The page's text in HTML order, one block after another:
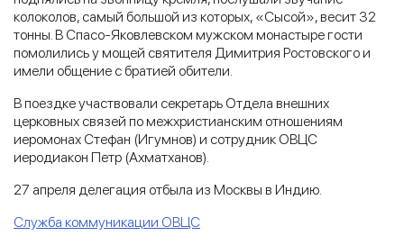
колоколов, самый большой из которых, «Сысой», весит 32
тонны. В Спасо-Яковлевском мужском монастыре гости
помолились у мощей святителя Димитрия Ростовского и
имели общение с братией обители.
В поездке участвовали секретарь Отдела внешних
церковных связей по межхристианским отношениям
иеромонах Стефан (Игумнов) и сотрудник ОВЦС
иеродиакон Петр (Ахматханов).
27 апреля делегация отбыла из Москвы в Индию.
Служба коммуникации ОВЦС